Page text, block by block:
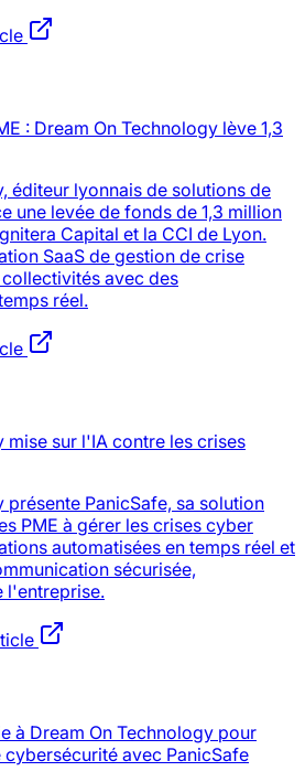
: Dream On Technology lève 1,3
éditeur lyonnais de solutions de
une levée de fonds de 1,3 million
Capital et la CCI de Lyon.
SaaS de gestion de crise
avec des
réel.
mise sur l'IA contre les crises
présente PanicSafe, sa solution
PME à gérer les crises cyber
automatisées en temps réel et
sécurisée,
l'entreprise.
à Dream On Technology pour
avec PanicSafe